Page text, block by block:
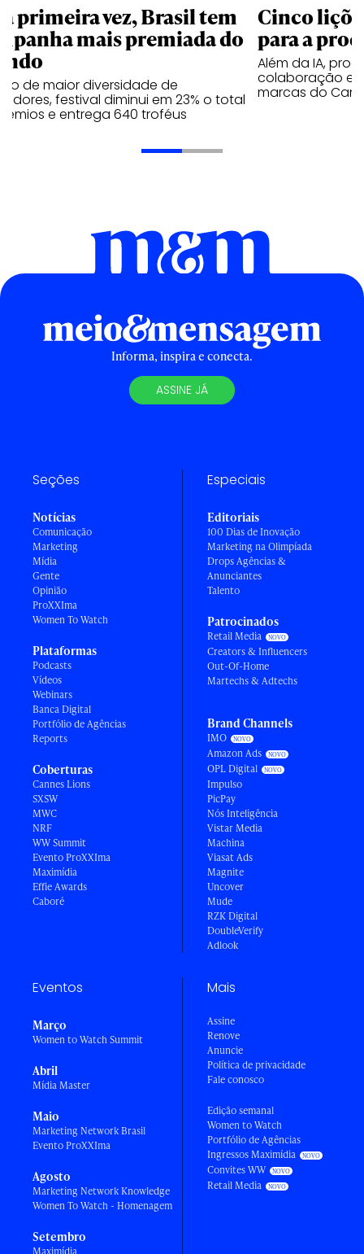
primeira vez, Brasil tem
mais premiada do
de maior diversidade de
festival diminui em 23% o total
e entrega 640 troféus
Cinco
para a
Além da IA,
colaboração e
marcas do
Informa, inspira e conecta.
ASSINE JÁ
Seções
Notícias
Comunicação
Marketing
Mídia
Gente
Opinião
ProXXIma
Women To Watch
Plataformas
Podcasts
Vídeos
Webinars
Banca Digital
Portfólio de Agências
Reports
Coberturas
Cannes Lions
SXSW
MWC
NRF
WW Summit
Evento ProXXIma
Maximídia
Effie Awards
Caboré
Especiais
Editoriais
100 Dias de Inovação
Marketing na Olimpíada
Drops Agências &
Anunciantes
Talento
Patrocinados
Retail Media
Creators & Influencers
Out-Of-Home
Martechs & Adtechs
Brand Channels
IMO
Amazon Ads
OPL Digital
Impulso
PicPay
Nós Inteligência
Vistar Media
Machina
Viasat Ads
Magnite
Uncover
Mude
RZK Digital
DoubleVerify
Adlook
Eventos
Março
Women to Watch Summit
Abril
Mídia Master
Maio
Marketing Network Brasil
Evento ProXXIma
Agosto
Marketing Network Knowledge
Women To Watch - Homenagem
Setembro
Mais
Assine
Renove
Anuncie
Política de privacidade
Fale conosco
Edição semanal
Women to Watch
Portfólio de Agências
Ingressos Maximídia
Convites WW
Retail Media